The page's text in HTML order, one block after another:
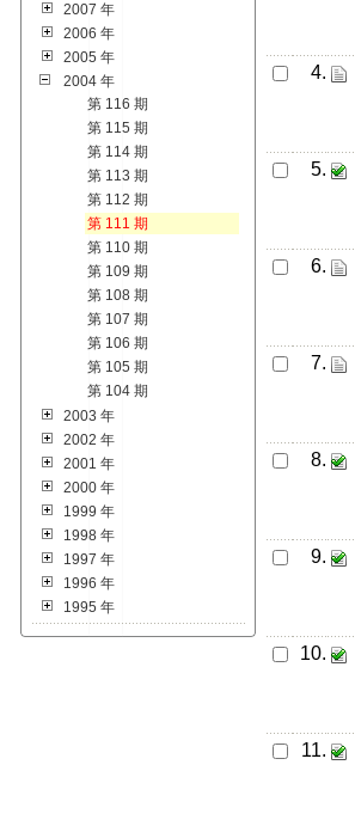
2007 年
2006 年
2005 年
2004 年
第 116 期
第 115 期
第 114 期
第 113 期
第 112 期
第 111 期
第 110 期
第 109 期
第 108 期
第 107 期
第 106 期
第 105 期
第 104 期
2003 年
2002 年
2001 年
2000 年
1999 年
1998 年
1997 年
1996 年
1995 年
4.
5.
6.
7.
8.
9.
10.
11.